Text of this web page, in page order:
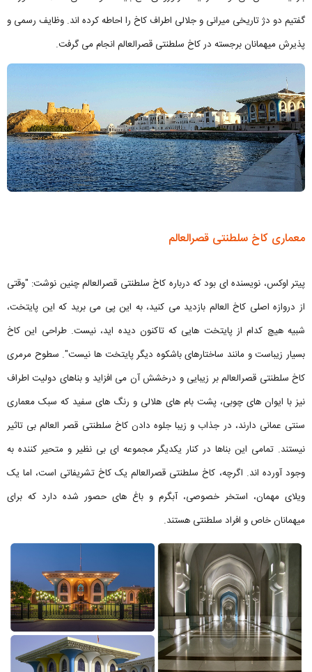
گفتیم دو دژ تاریخی میرانی و جلالی اطراف کاخ را احاطه کرده اند. وظایف رسمی و
پذیرش میهمانان برجسته در کاخ سلطنتی قصرالعالم انجام می گرفت.
معماری کاخ سلطنتی قصرالعالم
پیتر اوکس، نویسنده ای بود که درباره کاخ سلطنتی قصرالعالم چنین نوشت: "وقتی
از دروازه اصلی کاخ العالم بازدید می کنید، به این پی می برید که این پایتخت،
شبیه هیچ کدام از پایتخت هایی که تاکنون دیده اید، نیست. طراحی این کاخ
بسیار زیباست و مانند ساختارهای باشکوه دیگر پایتخت ها نیست". سطوح مرمری
کاخ سلطنتی قصرالعالم بر زیبایی و درخشش آن می افزاید و بناهای دولیت اطراف
نیز با ایوان های چوبی، پشت بام های هلالی و رنگ های سفید که سبک معماری
سنتی عمانی دارند، در جذاب و زیبا جلوه دادن کاخ سلطنتی قصر العالم بی تاثیر
نیستند. تمامی این بناها در کنار یکدیگر مجموعه ای بی نظیر و متحیر کننده به
وجود آورده اند. اگرچه، کاخ سلطنتی قصرالعالم یک کاخ تشریفاتی است، اما یک
ویلای مهمان، استخر خصوصی، آبگرم و باغ های حصور شده دارد که برای
میهمانان خاص و افراد سلطنتی هستند.